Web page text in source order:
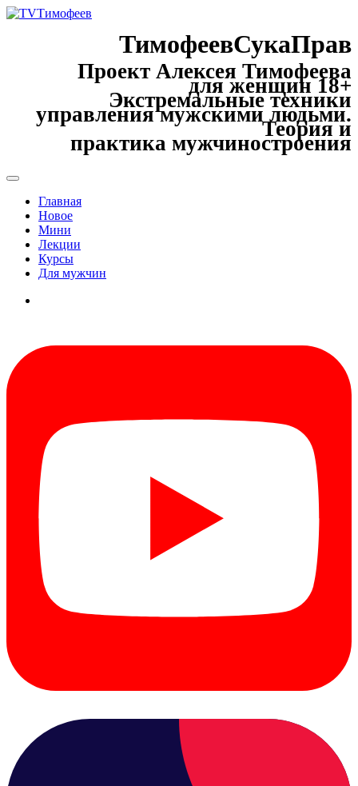
ТимофеевСукаПрав
Проект Алексея Тимофеева
для женщин 18+
Экстремальные техники
управления мужскими людьми.
Теория и
практика мужчиностроения
Главная
Новое
Мини
Лекции
Курсы
Для мужчин